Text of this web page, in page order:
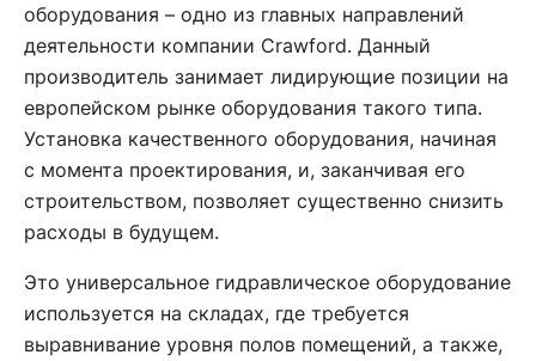
оборудования – одно из главных направлений
деятельности компании Crawford. Данный
производитель занимает лидирующие позиции на
европейском рынке оборудования такого типа.
Установка качественного оборудования, начиная
с момента проектирования, и, заканчивая его
строительством, позволяет существенно снизить
расходы в будущем.
Это универсальное гидравлическое оборудование
используется на складах, где требуется
выравнивание уровня полов помещений, а также,